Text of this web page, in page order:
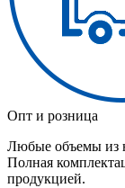
Опт и розница
Любые объемы из
Полная
продукцией.